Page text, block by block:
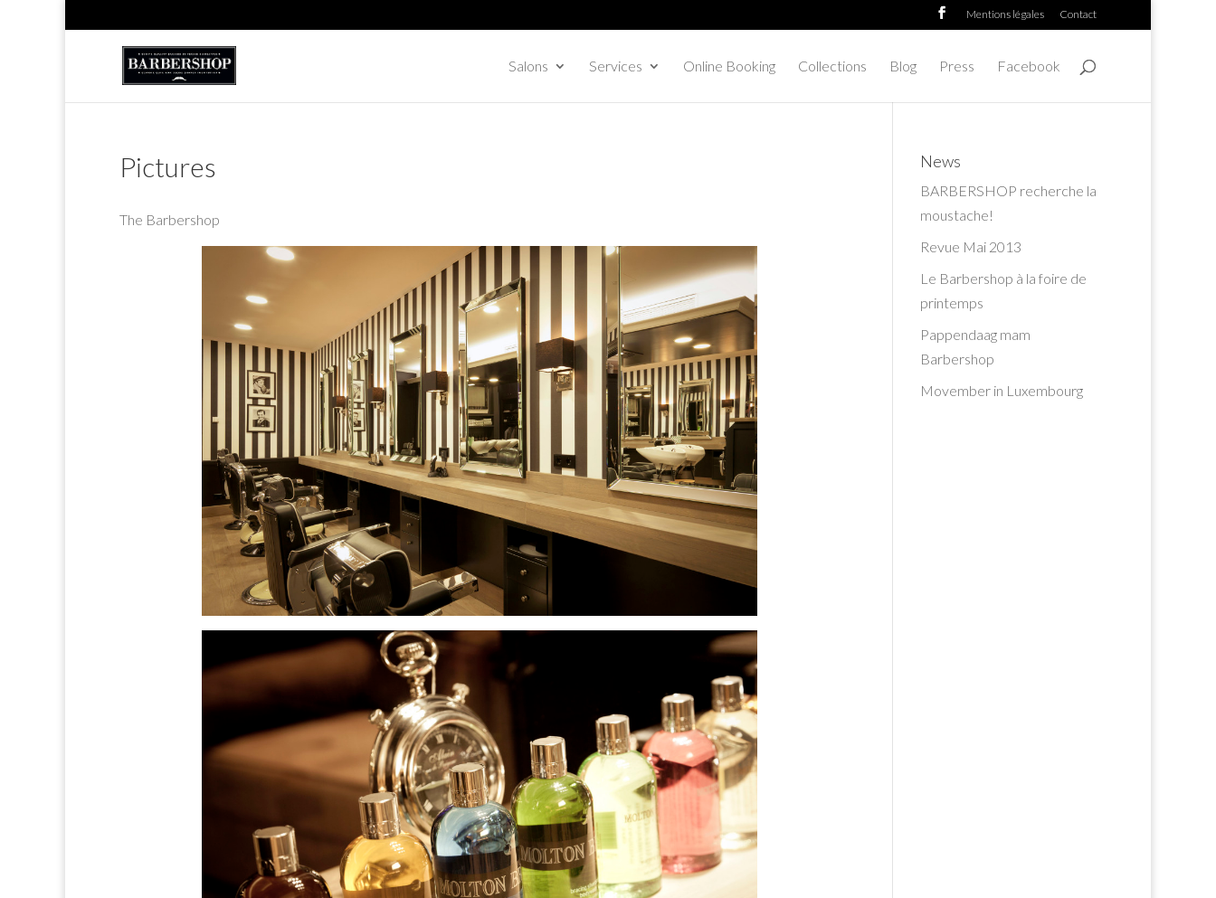
Mentions légales Contact
Salons Services Online Booking Collections Blog Press Facebook
Pictures
The Barbershop
News
BARBERSHOP recherche la
moustache!
Revue Mai 2013
Le Barbershop à la foire de
printemps
Pappendaag mam
Barbershop
Movember in Luxembourg